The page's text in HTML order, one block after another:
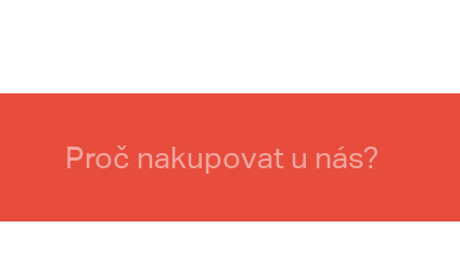
Proč nakupovat u nás?